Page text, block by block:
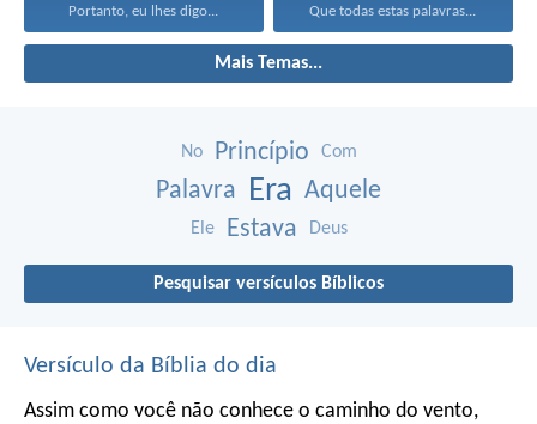
Portanto, eu lhes digo... Que todas estas palavras...
Mais Temas...
No Princípio Com
Palavra Era Aquele
Ele Estava Deus
Pesquisar versículos Bíblicos
Versículo da Bíblia do dia
Assim como você não conhece o caminho do vento,